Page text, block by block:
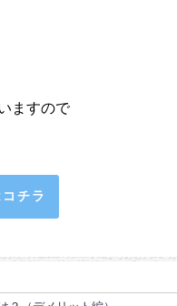
ますので
チラ